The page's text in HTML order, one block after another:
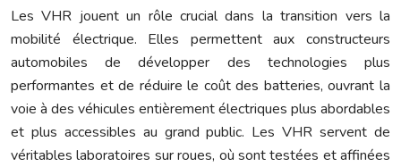
Les VHR jouent un rôle crucial dans la transition vers la
mobilité électrique. Elles permettent aux constructeurs
automobiles de développer des technologies plus
performantes et de réduire le coût des batteries, ouvrant la
voie à des véhicules entièrement électriques plus abordables
et plus accessibles au grand public. Les VHR servent de
véritables laboratoires sur roues, où sont testées et affinées